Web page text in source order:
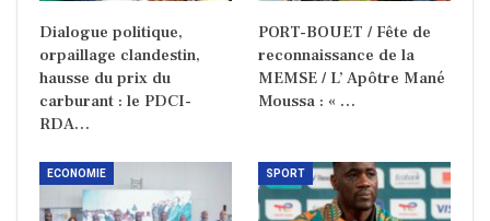
Dialogue politique,
orpaillage clandestin,
hausse du prix du
carburant : le PDCI-
RDA…
PORT-BOUET / Fête de
reconnaissance de la
MEMSE / L’ Apôtre Mané
Moussa : « …
ECONOMIE SPORT